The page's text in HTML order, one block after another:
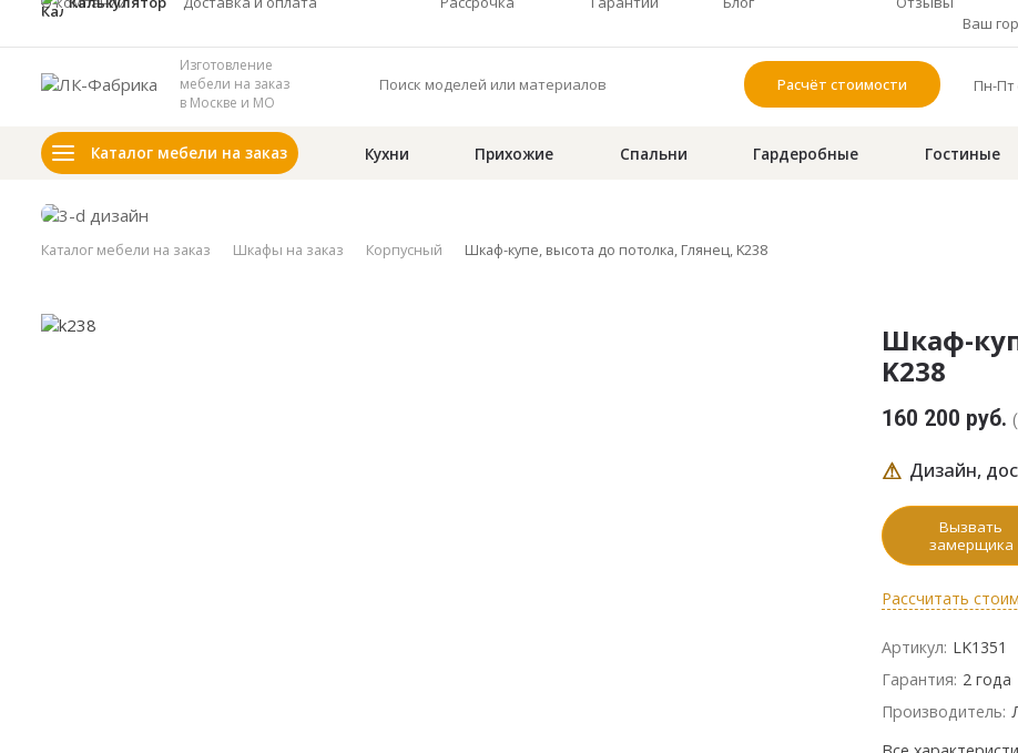
Ваш
Изготовление
мебели на заказ
в Москве и МО
Расчёт стоимости Пн-Пт
Каталог мебели на заказ Кухни Прихожие Спальни Гардеробные Гостиные
Каталог мебели на заказ Шкафы на заказ Корпусный Шкаф-купе, высота до потолка, Глянец, K238
Шкаф-
K238
160 200 руб.
⚠ Дизайн,
Вызвать
замерщика
Рассчитать
Артикул: LK1351
Гарантия: 2 года
Производитель: